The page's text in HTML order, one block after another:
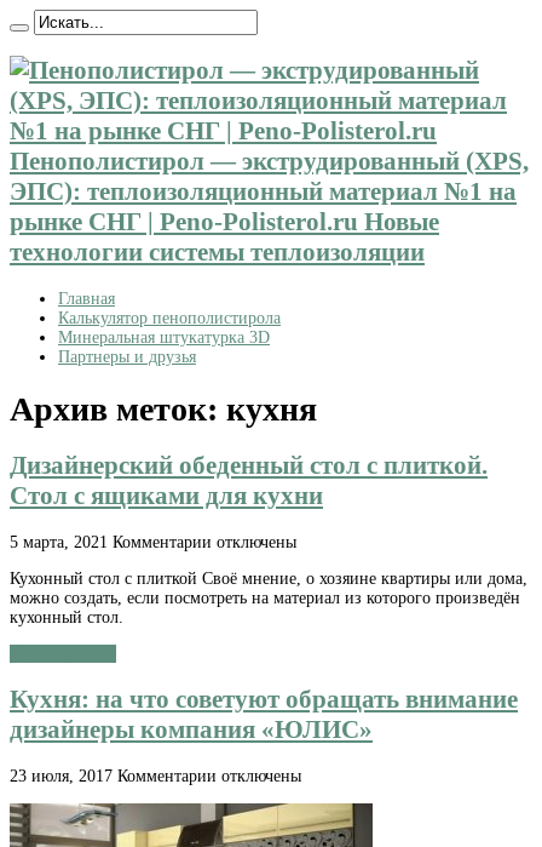
Пенополистирол — экструдированный (XPS,
ЭПС): теплоизоляционный материал №1 на
рынке СНГ | Peno-Polisterol.ru Новые
технологии системы теплоизоляции
Главная
Калькулятор пенополистирола
Минеральная штукатурка 3D
Партнеры и друзья
Архив меток: кухня
Дизайнерский обеденный стол с плиткой.
Стол с ящиками для кухни
5 марта, 2021 Комментарии к
Дизайнерский
обеденный
с
ящиками
для
отключены
Кухонный стол с плиткой Своё мнение, о хозяине квартиры или дома,
можно создать, если посмотреть на материал из которого произведён
кухонный стол.
Кухня: на что советуют обращать внимание
дизайнеры компания «ЮЛИС»
23 июля, 2017 Комментарии к
Кухня:
на
отключены